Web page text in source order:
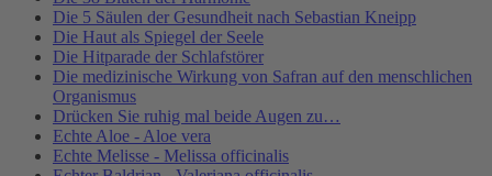
Die 5 Säulen der Gesundheit nach Sebastian Kneipp
Die Haut als Spiegel der Seele
Die Hitparade der Schlafstörer
Die medizinische Wirkung von Safran auf den menschlichen
Organismus
Drücken Sie ruhig mal beide Augen zu…
Echte Aloe - Aloe vera
Echte Melisse - Melissa officinalis